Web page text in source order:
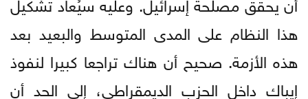
هذا النظام على المدى المتوسط والبعيد بعد
هذه الأزمة. صحيح أن هناك تراجعا كبيرا لنفوذ
إيباك داخل الحزب الديمقراطي، إلى الحد أن